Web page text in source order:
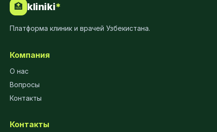
🏥 kliniki*
Платформа клиник и врачей Узбекистана.
Компания
О нас
Вопросы
Контакты
Контакты